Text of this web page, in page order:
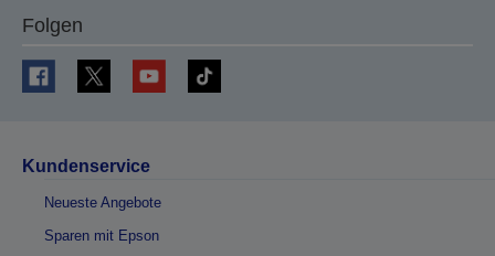
Folgen
Kundenservice
Neueste Angebote
Sparen mit Epson